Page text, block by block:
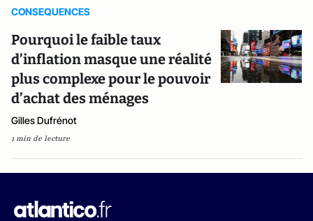
CONSEQUENCES
Pourquoi le faible taux
d’inflation masque une réalité
plus complexe pour le pouvoir
d’achat des ménages
Gilles Dufrénot
1 min de lecture